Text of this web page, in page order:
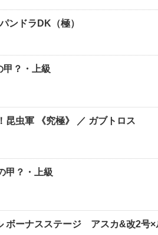
ンドラDK（極）
甲？・上級
昆虫軍 《究極》 ／ ガブトロス
甲？・上級
ボーナスステージ アスカ&改2号×